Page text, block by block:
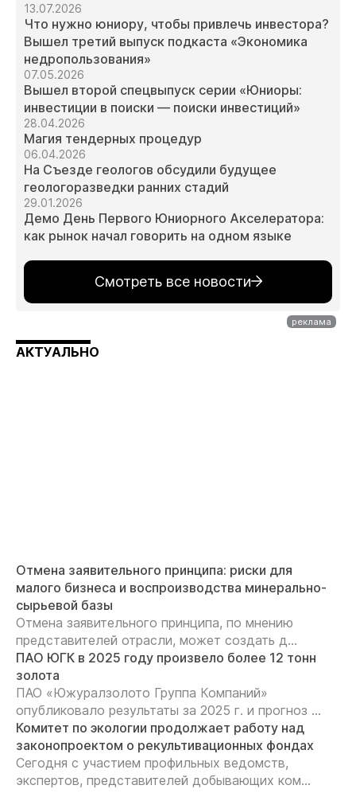
13.07.2026
Что нужно юниору, чтобы привлечь инвестора?
Вышел третий выпуск подкаста «Экономика
недропользования»
07.05.2026
Вышел второй спецвыпуск серии «Юниоры:
инвестиции в поиски — поиски инвестиций»
28.04.2026
Магия тендерных процедур
06.04.2026
На Съезде геологов обсудили будущее
геологоразведки ранних стадий
29.01.2026
Демо День Первого Юниорного Акселератора:
как рынок начал говорить на одном языке
Смотреть все новости
АКТУАЛЬНО
Отмена заявительного принципа: риски для
малого бизнеса и воспроизводства минерально-
сырьевой базы
Отмена заявительного принципа, по мнению
представителей отрасли, может создать д...
ПАО ЮГК в 2025 году произвело более 12 тонн
золота
ПАО «Южуралзолото Группа Компаний»
опубликовало результаты за 2025 г. и прогноз ...
Комитет по экологии продолжает работу над
законопроектом о рекультивационных фондах
Сегодня с участием профильных ведомств,
экспертов, представителей добывающих ком...